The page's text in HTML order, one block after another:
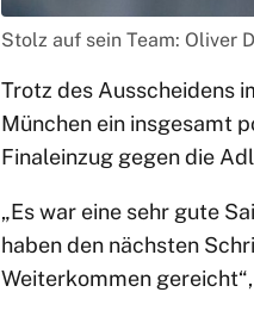
Stolz auf sein Team: Oliver
Trotz des Ausscheidens
München ein insgesamt
Finaleinzug gegen die
„Es war eine sehr gute
haben den nächsten
Weiterkommen